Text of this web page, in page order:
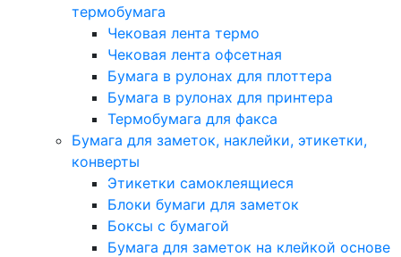
термобумага
Чековая лента термо
Чековая лента офсетная
Бумага в рулонах для плоттера
Бумага в рулонах для принтера
Термобумага для факса
Бумага для заметок, наклейки, этикетки,
конверты
Этикетки самоклеящиеся
Блоки бумаги для заметок
Боксы с бумагой
Бумага для заметок на клейкой основе